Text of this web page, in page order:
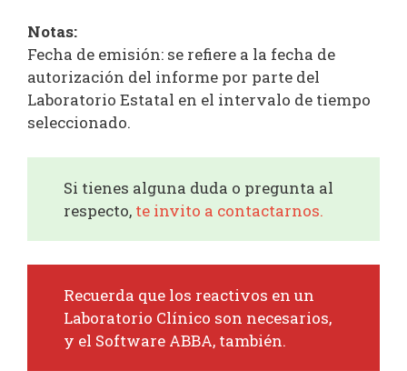
Notas:​
Fecha de emisión: se refiere a la fecha de
autorización del informe por parte del
Laboratorio Estatal en el intervalo de tiempo
seleccionado.
Si tienes alguna duda o pregunta al
respecto, te invito a contactarnos.
Recuerda que los reactivos en un
Laboratorio Clínico son necesarios,
y el Software ABBA, también.